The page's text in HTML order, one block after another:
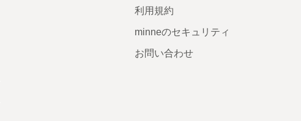
利用規約
minneのセキュリティ
お問い合わせ